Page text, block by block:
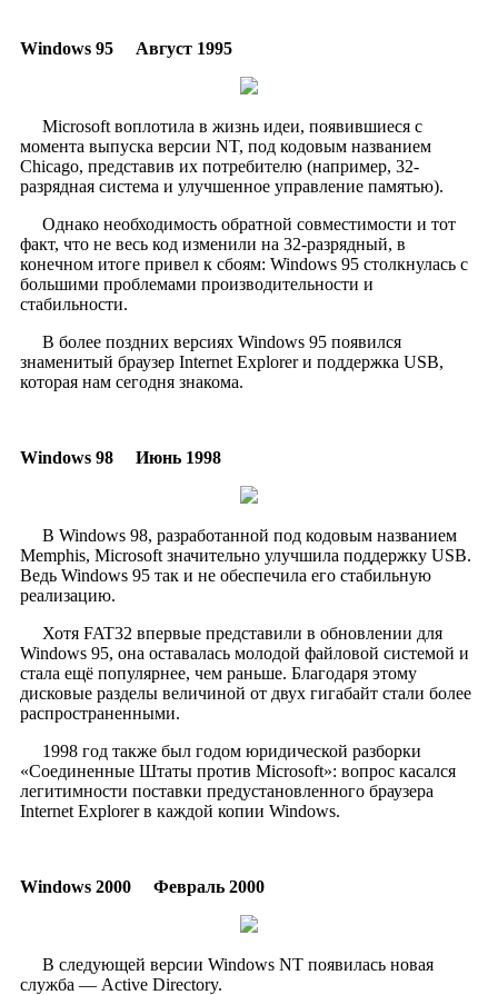
Windows 95 Август 1995
Microsoft воплотила в жизнь идеи, появившиеся с
момента выпуска версии NT, под кодовым названием
Chicago, представив их потребителю (например, 32-
разрядная система и улучшенное управление памятью).
Однако необходимость обратной совместимости и тот
факт, что не весь код изменили на 32-разрядный, в
конечном итоге привел к сбоям: Windows 95 столкнулась с
большими проблемами производительности и
стабильности.
В более поздних версиях Windows 95 появился
знаменитый браузер Internet Explorer и поддержка USB,
которая нам сегодня знакома.
Windows 98 Июнь 1998
В Windows 98, разработанной под кодовым названием
Memphis, Microsoft значительно улучшила поддержку USB.
Ведь Windows 95 так и не обеспечила его стабильную
реализацию.
Хотя FAT32 впервые представили в обновлении для
Windows 95, она оставалась молодой файловой системой и
стала ещё популярнее, чем раньше. Благодаря этому
дисковые разделы величиной от двух гигабайт стали более
распространенными.
1998 год также был годом юридической разборки
«Соединенные Штаты против Microsoft»: вопрос касался
легитимности поставки предустановленного браузера
Internet Explorer в каждой копии Windows.
Windows 2000 Февраль 2000
В следующей версии Windows NT появилась новая
служба — Active Directory.